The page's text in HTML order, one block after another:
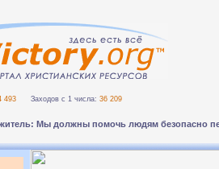
493 Заходов с 1 числа: 36 209
Мы должны помочь людям безопасно